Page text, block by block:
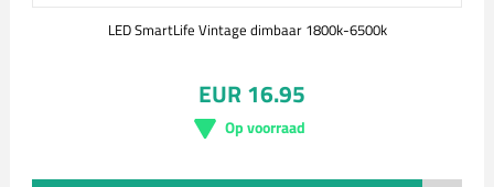
LED SmartLife Vintage dimbaar 1800k-6500k
EUR 16.95
Op voorraad